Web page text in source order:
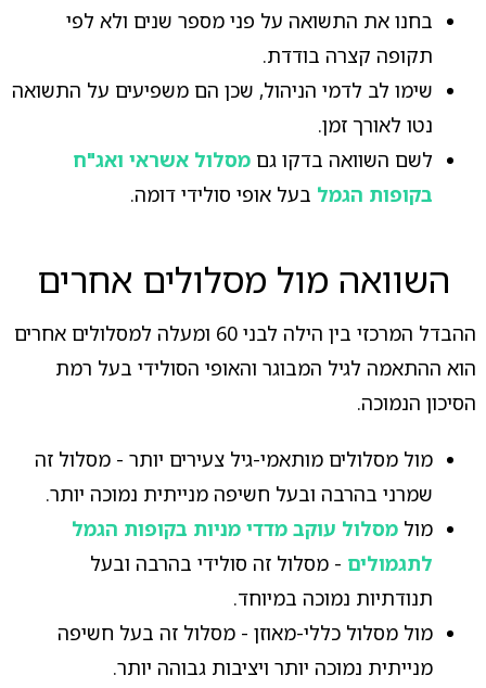
בחנו את התשואה על פני מספר שנים ולא לפי
תקופה קצרה בודדת.
שימו לב לדמי הניהול, שכן הם משפיעים על התשואה
נטו לאורך זמן.
לשם השוואה בדקו גם מסלול אשראי ואג"ח
בקופות הגמל בעל אופי סולידי דומה.
השוואה מול מסלולים אחרים
ההבדל המרכזי בין הילה לבני 60 ומעלה למסלולים אחרים
הוא ההתאמה לגיל המבוגר והאופי הסולידי בעל רמת
הסיכון הנמוכה.
מול מסלולים מותאמי-גיל צעירים יותר - מסלול זה
שמרני בהרבה ובעל חשיפה מנייתית נמוכה יותר.
מול מסלול עוקב מדדי מניות בקופות הגמל
לתגמולים - מסלול זה סולידי בהרבה ובעל
תנודתיות נמוכה במיוחד.
מול מסלול כללי-מאוזן - מסלול זה בעל חשיפה
מנייתית נמוכה יותר ויציבות גבוהה יותר.